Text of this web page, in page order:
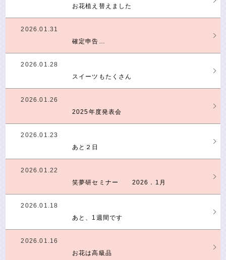
お花植え替えました
2026.01.31
確定申告…
2026.01.28
スイーツもたくさん
2026.01.26
2025年度発表会
2026.01.23
あと２日
2026.01.22
笑夢研セミナー 2026．1月
2026.01.18
あと、1週間です
2026.01.16
お花は高級品